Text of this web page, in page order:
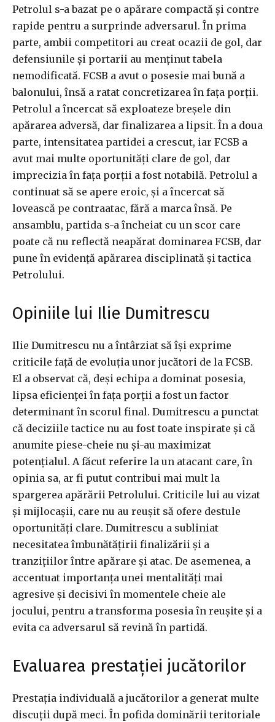
Petrolul s-a bazat pe o apărare compactă și contre
rapide pentru a surprinde adversarul. În prima
parte, ambii competitori au creat ocazii de gol, dar
defensiunile și portarii au menținut tabela
nemodificată. FCSB a avut o posesie mai bună a
balonului, însă a ratat concretizarea în fața porții.
Petrolul a încercat să exploateze breșele din
apărarea adversă, dar finalizarea a lipsit. În a doua
parte, intensitatea partidei a crescut, iar FCSB a
avut mai multe oportunități clare de gol, dar
imprecizia în fața porții a fost notabilă. Petrolul a
continuat să se apere eroic, și a încercat să
lovească pe contraatac, fără a marca însă. Pe
ansamblu, partida s-a încheiat cu un scor care
poate că nu reflectă neapărat dominarea FCSB, dar
pune în evidență apărarea disciplinată și tactica
Petrolului.
Opiniile lui Ilie Dumitrescu
Ilie Dumitrescu nu a întârziat să își exprime
criticile față de evoluția unor jucători de la FCSB.
El a observat că, deși echipa a dominat posesia,
lipsa eficienței în fața porții a fost un factor
determinant în scorul final. Dumitrescu a punctat
că deciziile tactice nu au fost toate inspirate și că
anumite piese-cheie nu și-au maximizat
potențialul. A făcut referire la un atacant care, în
opinia sa, ar fi putut contribui mai mult la
spargerea apărării Petrolului. Criticile lui au vizat
și mijlocașii, care nu au reușit să ofere destule
oportunități clare. Dumitrescu a subliniat
necesitatea îmbunătățirii finalizării și a
tranzițiilor între apărare și atac. De asemenea, a
accentuat importanța unei mentalități mai
agresive și decisivi în momentele cheie ale
jocului, pentru a transforma posesia în reușite și a
evita ca adversarul să revină în partidă.
Evaluarea prestației jucătorilor
Prestația individuală a jucătorilor a generat multe
discuții după meci. În pofida dominării teritoriale